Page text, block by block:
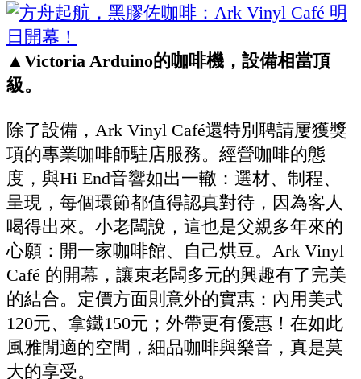
▲Victoria Arduino的咖啡機，設備相當頂
級。
除了設備，Ark Vinyl Café還特別聘請屢獲獎
項的專業咖啡師駐店服務。經營咖啡的態
度，與Hi End音響如出一轍：選材、制程、
呈現，每個環節都值得認真對待，因為客人
喝得出來。小老闆說，這也是父親多年來的
心願：開一家咖啡館、自己烘豆。Ark Vinyl
Café 的開幕，讓束老闆多元的興趣有了完美
的結合。定價方面則意外的實惠：內用美式
120元、拿鐵150元；外帶更有優惠！在如此
風雅閒適的空間，細品咖啡與樂音，真是莫
大的享受。